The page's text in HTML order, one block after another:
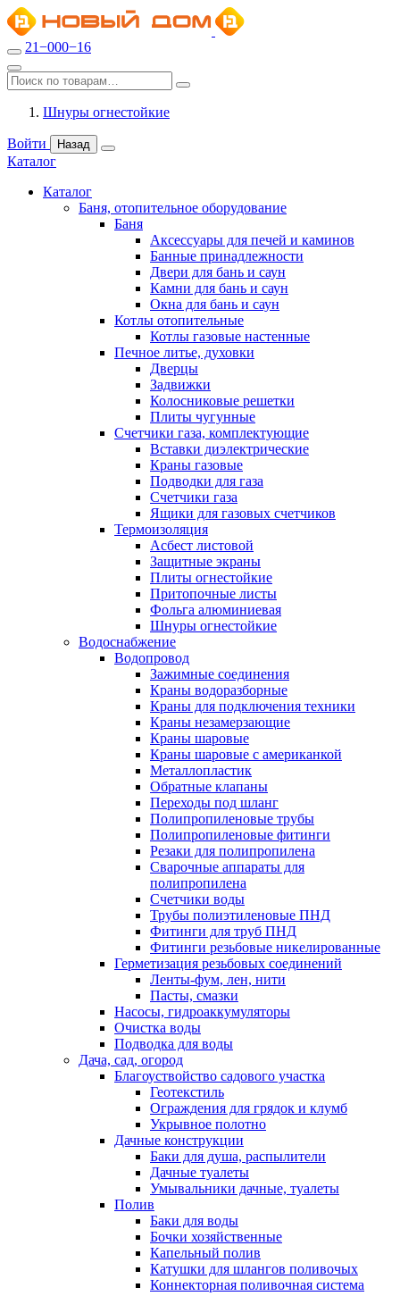
21−000−16
Шнуры огнестойкие
Войти Назад
Каталог
Каталог
Баня, отопительное оборудование
Баня
Аксессуары для печей и каминов
Банные принадлежности
Двери для бань и саун
Камни для бань и саун
Окна для бань и саун
Котлы отопительные
Котлы газовые настенные
Печное литье, духовки
Дверцы
Задвижки
Колосниковые решетки
Плиты чугунные
Счетчики газа, комплектующие
Вставки диэлектрические
Краны газовые
Подводки для газа
Счетчики газа
Ящики для газовых счетчиков
Термоизоляция
Асбест листовой
Защитные экраны
Плиты огнестойкие
Притопочные листы
Фольга алюминиевая
Шнуры огнестойкие
Водоснабжение
Водопровод
Зажимные соединения
Краны водоразборные
Краны для подключения техники
Краны незамерзающие
Краны шаровые
Краны шаровые с американкой
Металлопластик
Обратные клапаны
Переходы под шланг
Полипропиленовые трубы
Полипропиленовые фитинги
Резаки для полипропилена
Сварочные аппараты для
полипропилена
Счетчики воды
Трубы полиэтиленовые ПНД
Фитинги для труб ПНД
Фитинги резьбовые никелированные
Герметизация резьбовых соединений
Ленты-фум, лен, нити
Пасты, смазки
Насосы, гидроаккумуляторы
Очистка воды
Подводка для воды
Дача, сад, огород
Благоуствойство садового участка
Геотекстиль
Ограждения для грядок и клумб
Укрывное полотно
Дачные конструкции
Баки для душа, распылители
Дачные туалеты
Умывальники дачные, туалеты
Полив
Баки для воды
Бочки хозяйственные
Капельный полив
Катушки для шлангов поливочых
Коннекторная поливочная система